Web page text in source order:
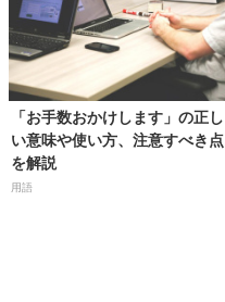
「お手数おかけします」の正し
い意味や使い方、注意すべき点
を解説
用語